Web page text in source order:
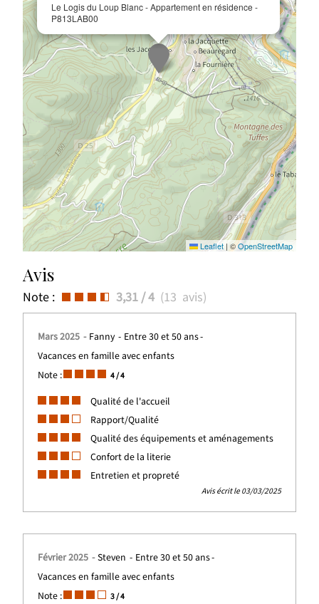
Le Logis du Loup Blanc - Appartement en résidence -
P813LAB00
Leaflet | ©OpenStreetMap
Avis
Note : 3,31 / 4 (13 avis)
Mars 2025 Fanny
Entre 30 et 50 ans
Vacances en famille avec enfants
Note :
4/ 4
Qualité de l'accueil
Rapport/Qualité
Qualité des équipements et aménagements
Confort de la literie
Entretien et propreté
Avis écrit le 03/03/2025
Février 2025 Steven
Entre 30 et 50 ans
Vacances en famille avec enfants
Note :
3/ 4